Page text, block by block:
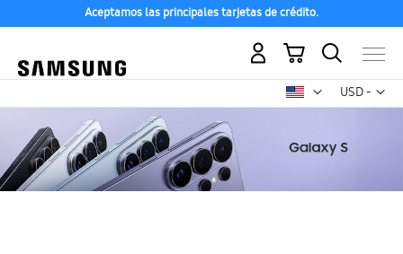
Aceptamos las principales tarjetas de crédito.
USD -
dólar
Mi carrito